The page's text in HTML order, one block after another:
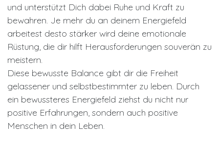
und unterstützt Dich dabei Ruhe und Kraft zu
bewahren. Je mehr du an deinem Energiefeld
arbeitest desto stärker wird deine emotionale
Rüstung, die dir hilft Herausforderungen souverän zu
meistern.
Diese bewusste Balance gibt dir die Freiheit
gelassener und selbstbestimmter zu leben. Durch
ein bewussteres Energiefeld ziehst du nicht nur
positive Erfahrungen, sondern auch positive
Menschen in dein Leben.